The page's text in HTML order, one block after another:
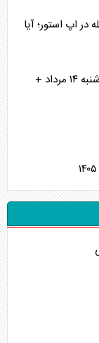
اپ استور؛ آیا
آخرین قیمت دلار، یورو و سایر ارز‌ها امروز چهارشنبه ۱۴ مرداد +